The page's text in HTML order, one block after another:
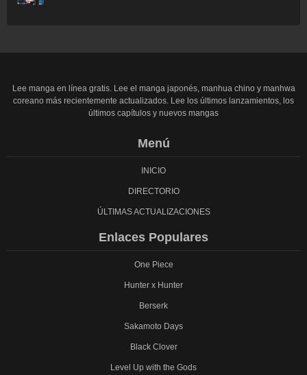
Lee manga en línea gratis. Lee el manga japonés, manhua chino y manhwa
coreano más recientemente actualizados. Lee los últimos lanzamientos, los
últimos capítulos y nuevos mangas
Menú
INICIO
DIRECTORIO
ÚLTIMAS ACTUALIZACIONES
Enlaces Populares
One Piece
Hunter x Hunter
Berserk
Sakamoto Days
Black Clover
Level Up with the Gods